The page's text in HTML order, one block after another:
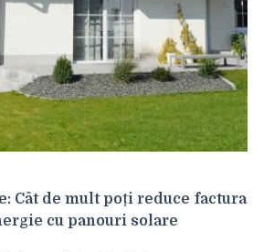
Cât de mult poți reduce factura
cu panouri solare